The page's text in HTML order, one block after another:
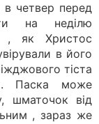
в четвер перед
на неділю
, як Христос
в його
тіста
Паска може
шматочок від
, зараз же